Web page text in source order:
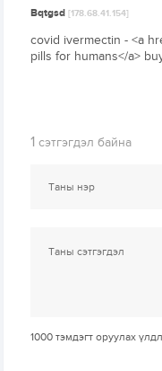
Bqtgsd[178.68.41.154]
covid ivermectin - <a
pills for humans</a>
1 сэтгэгдэл байна
1000 тэмдэгт оруулах